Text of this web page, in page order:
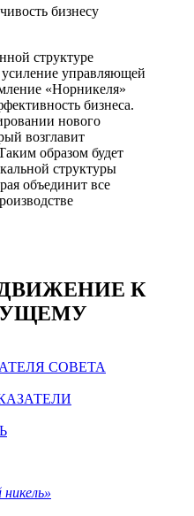
структуре
управляющей
«Норникеля»
бизнеса.
нового
возглавит
образом будет
структуры
объединит все
К
СОВЕТА